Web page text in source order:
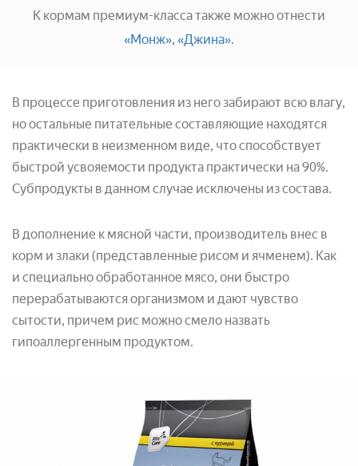
К кормам премиум-класса также можно отнести
«Монж», «Джина».
В процессе приготовления из него забирают всю влагу,
но остальные питательные составляющие находятся
практически в неизменном виде, что способствует
быстрой усвояемости продукта практически на 90%.
Субпродукты в данном случае исключены из состава.
В дополнение к мясной части, производитель внес в
корм и злаки (представленные рисом и ячменем). Как
и специально обработанное мясо, они быстро
перерабатываются организмом и дают чувство
сытости, причем рис можно смело назвать
гипоаллергенным продуктом.